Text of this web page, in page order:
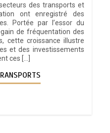
des transports et
ont enregistré des
Portée par l’essor du
de fréquentation des
cette croissance illustre
et des investissements
ces […]